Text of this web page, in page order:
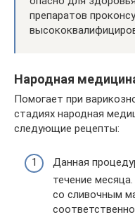
препаратов
Народная
Помогает при
стадиях народная
следующие рецепты:
Данная
течение
со сливочным